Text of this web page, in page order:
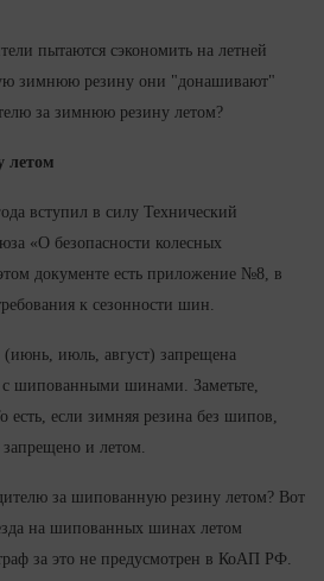
пытаются сэкономить на летней
зимнюю резину они "донашивают"
за зимнюю резину летом?
летом
вступил в силу Технический
«О безопасности колесных
документе есть приложение №8, в
к сезонности шин.
(июнь, июль, август) запрещена
с шипованными шинами. Заметьте,
если зимняя резина без шипов,
и летом.
за шипованную резину летом? Вот
на шипованных шинах летом
за это не предусмотрен в КоАП РФ.